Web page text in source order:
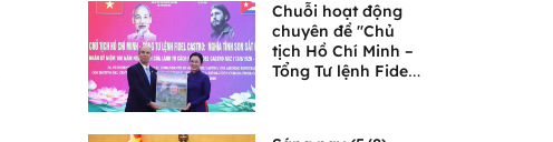
Chuỗi hoạt động
chuyên đề "Chủ
tịch Hồ Chí Minh –
Tổng Tư lệnh Fidel